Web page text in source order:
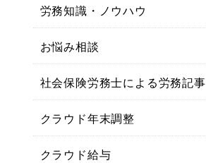
労務知識・ノウハウ
お悩み相談
社会保険労務士による労務記事
クラウド年末調整
クラウド給与